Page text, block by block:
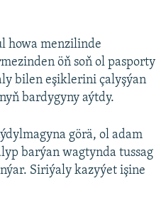
howa menzilinde
öň soň ol pasporty
bilen eşiklerini çalyşýan
bardygyny aýtdy.
görä, ol adam
barýan wagtynda tussag
Siriýaly kazyýet işine